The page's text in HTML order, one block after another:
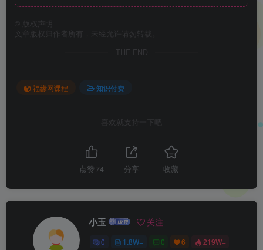
版权声明
文章版权归作者所有，未经允许请勿转载。
THE END
福缘网课程 知识付费
喜欢就支持一下吧
点赞 74 分享 收藏
小玉 关注
0 1.8W+ 0 6 219W+